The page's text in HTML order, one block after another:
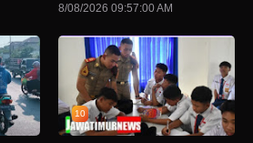
8/08/2026 09:57:00 AM
10